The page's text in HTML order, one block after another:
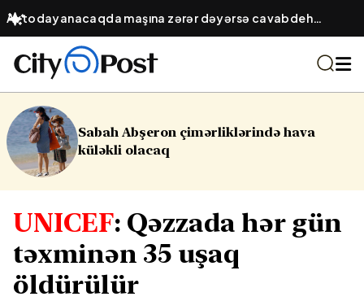
Avtodayanacaqda maşına zərər dəyərsə cavabdeh
kimdir? – Obyekt sahibinin hüquqi öhdəliyi
hava
16 yaşlı
UNICEF: Qəzzada hər gün
təxminən 35 uşaq
öldürülür